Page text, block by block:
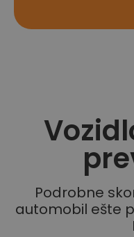
Podrobne
automobil ešte